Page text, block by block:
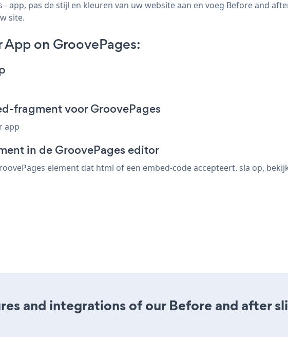
app, pas de stijl en kleuren van uw website aan en voeg Before and
site.
on GroovePages:
fragment voor GroovePages
app
in de GroovePages editor
element dat html of een embed-code accepteert. sla op,
and integrations of our Before and after